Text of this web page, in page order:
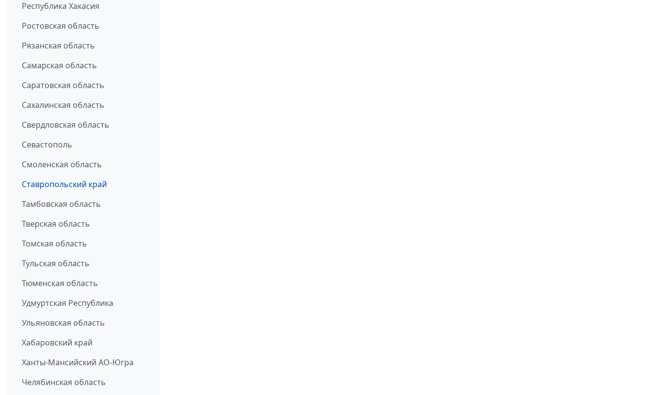
Республика Хакасия
Ростовская область
Рязанская область
Самарская область
Саратовская область
Сахалинская область
Свердловская область
Севастополь
Смоленская область
Ставропольский край
Тамбовская область
Тверская область
Томская область
Тульская область
Тюменская область
Удмуртская Республика
Ульяновская область
Хабаровский край
Ханты-Мансийский АО-Югра
Челябинская область